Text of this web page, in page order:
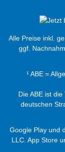
Alle Preise inkl.
ggf.
¹ ABE =
Die ABE ist
deutschen
Google Play und
LLC. App Store